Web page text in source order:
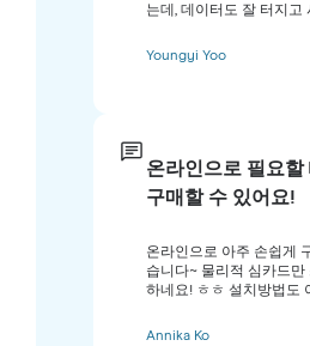
는데, 데이터도 잘 터지고
Youngyi Yoo
온라인으로 필요
구매할 수 있어요!
온라인으로 아주 손쉽게
습니다~ 물리적 심카드
하네요! ㅎㅎ 설치방법도
Annika Ko